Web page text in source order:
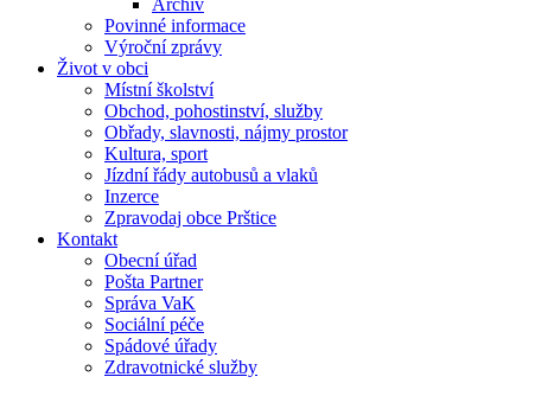
Archiv
Povinné informace
Výroční zprávy
Život v obci
Místní školství
Obchod, pohostinství, služby
Obřady, slavnosti, nájmy prostor
Kultura, sport
Jízdní řády autobusů a vlaků
Inzerce
Zpravodaj obce Prštice
Kontakt
Obecní úřad
Pošta Partner
Správa VaK
Sociální péče
Spádové úřady
Zdravotnické služby